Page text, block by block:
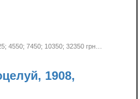
4550; 7450; 10350; 32350 грн…
1908,